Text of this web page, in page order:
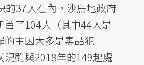
的37人在內，沙烏地政府
首了104人（其中44人是
的主因大多是毒品犯
況雖與2018年的149起處